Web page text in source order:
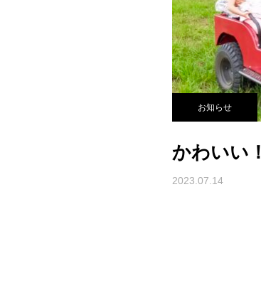
お知らせ
かわいい！
2023.07.14